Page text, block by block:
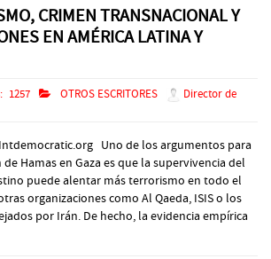
CRIMEN TRANSNACIONAL Y
EN AMÉRICA LATINA Y
1257 OTROS ESCRITORES
Director de
Uno de los argumentos para
Hamas en Gaza es que la supervivencia del
puede alentar más terrorismo en todo el
organizaciones como Al Qaeda, ISIS o los
por Irán. De hecho, la evidencia empírica